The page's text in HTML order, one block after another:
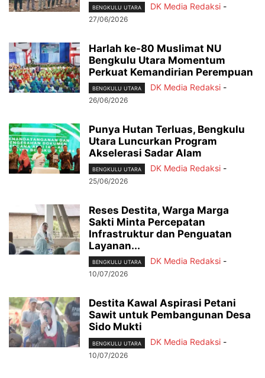
BENGKULU UTARA DK Media Redaksi -
27/06/2026
Harlah ke-80 Muslimat NU
Bengkulu Utara Momentum
Perkuat Kemandirian Perempuan
BENGKULU UTARA DK Media Redaksi -
26/06/2026
Punya Hutan Terluas, Bengkulu
Utara Luncurkan Program
Akselerasi Sadar Alam
BENGKULU UTARA DK Media Redaksi -
25/06/2026
Reses Destita, Warga Marga
Sakti Minta Percepatan
Infrastruktur dan Penguatan
Layanan...
BENGKULU UTARA DK Media Redaksi -
10/07/2026
Destita Kawal Aspirasi Petani
Sawit untuk Pembangunan Desa
Sido Mukti
BENGKULU UTARA DK Media Redaksi -
10/07/2026